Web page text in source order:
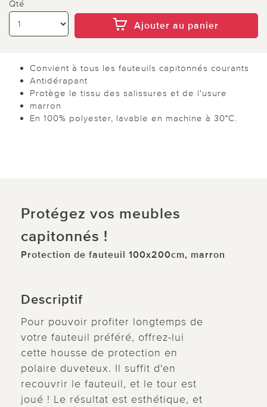
Qté
Ajouter au panier
Convient à tous les fauteuils capitonnés courants
Antidérapant
Protège le tissu des salissures et de l'usure
marron
En 100% polyester, lavable en machine à 30°C.
Protégez vos meubles
capitonnés !
Protection de fauteuil 100x200cm, marron
Descriptif
Pour pouvoir profiter longtemps de
votre fauteuil préféré, offrez-lui
cette housse de protection en
polaire duveteux. Il suffit d'en
recouvrir le fauteuil, et le tour est
joué ! Le résultat est esthétique, et